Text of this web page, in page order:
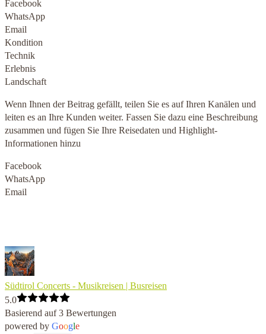
Facebook
WhatsApp
Email
Kondition
Technik
Erlebnis
Landschaft
Wenn Ihnen der Beitrag gefällt, teilen Sie es auf Ihren Kanälen und
leiten es an Ihre Kunden weiter. Fassen Sie dazu eine Beschreibung
zusammen und fügen Sie Ihre Reisedaten und Highlight-
Informationen hinzu
Facebook
WhatsApp
Email
Südtirol Concerts - Musikreisen | Busreisen
5.0
Basierend auf 3 Bewertungen
powered by Google